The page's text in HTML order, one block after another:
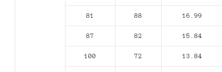
81 88 16.99
87 82 15.84
100 72 13.84